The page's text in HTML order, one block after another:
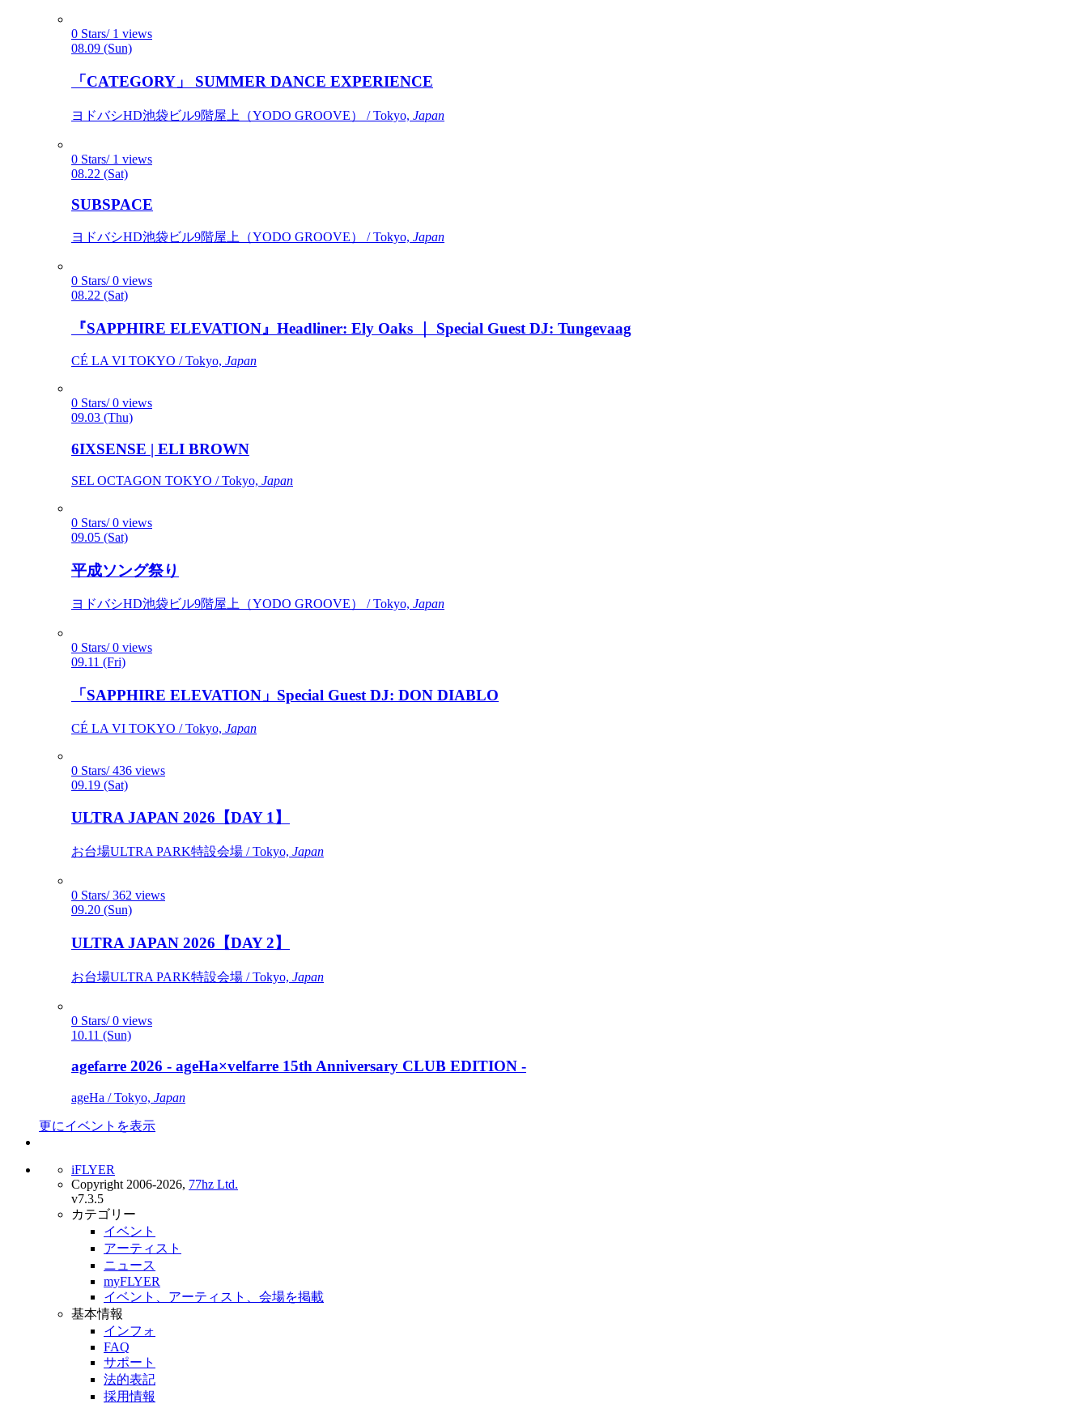
0 Stars/ 1 views
08.09 (Sun)
「CATEGORY」 SUMMER DANCE EXPERIENCE
ヨドバシHD池袋ビル9階屋上（YODO GROOVE） / Tokyo, Japan
0 Stars/ 1 views
08.22 (Sat)
SUBSPACE
ヨドバシHD池袋ビル9階屋上（YODO GROOVE） / Tokyo, Japan
0 Stars/ 0 views
08.22 (Sat)
『SAPPHIRE ELEVATION』Headliner: Ely Oaks ｜ Special Guest DJ: Tungevaag
CÉ LA VI TOKYO / Tokyo, Japan
0 Stars/ 0 views
09.03 (Thu)
6IXSENSE | ELI BROWN
SEL OCTAGON TOKYO / Tokyo, Japan
0 Stars/ 0 views
09.05 (Sat)
平成ソング祭り
ヨドバシHD池袋ビル9階屋上（YODO GROOVE） / Tokyo, Japan
0 Stars/ 0 views
09.11 (Fri)
「SAPPHIRE ELEVATION」Special Guest DJ: DON DIABLO
CÉ LA VI TOKYO / Tokyo, Japan
0 Stars/ 436 views
09.19 (Sat)
ULTRA JAPAN 2026【DAY 1】
お台場ULTRA PARK特設会場 / Tokyo, Japan
0 Stars/ 362 views
09.20 (Sun)
ULTRA JAPAN 2026【DAY 2】
お台場ULTRA PARK特設会場 / Tokyo, Japan
0 Stars/ 0 views
10.11 (Sun)
agefarre 2026 - ageHa×velfarre 15th Anniversary CLUB EDITION -
ageHa / Tokyo, Japan
更にイベントを表示
iFLYER
Copyright 2006-2026, 77hz Ltd.
v7.3.5
カテゴリー
イベント
アーティスト
ニュース
myFLYER
イベント、アーティスト、会場を掲載
基本情報
インフォ
FAQ
サポート
法的表記
採用情報